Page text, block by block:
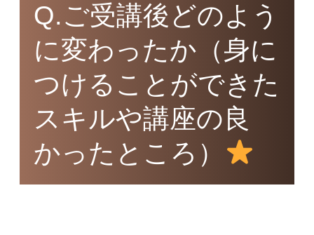
Q.ご受講後どのよう
に変わったか（身に
つけることができた
スキルや講座の良
かったところ）